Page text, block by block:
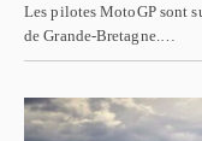
Les pilotes MotoGP sont
de Grande-Bretagne.…